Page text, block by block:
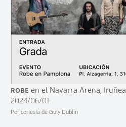
Robe en el Navarra Arena, Iruñea
2024/06/01
Por cortesía de Guty Dublin